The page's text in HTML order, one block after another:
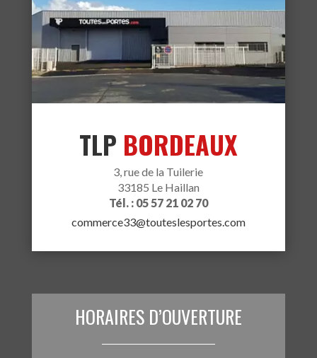
TLP BORDEAUX
3, rue de la Tuilerie
33185 Le Haillan
Tél. : 05 57 21 02 70
commerce33@touteslesportes.com
HORAIRES D’OUVERTURE